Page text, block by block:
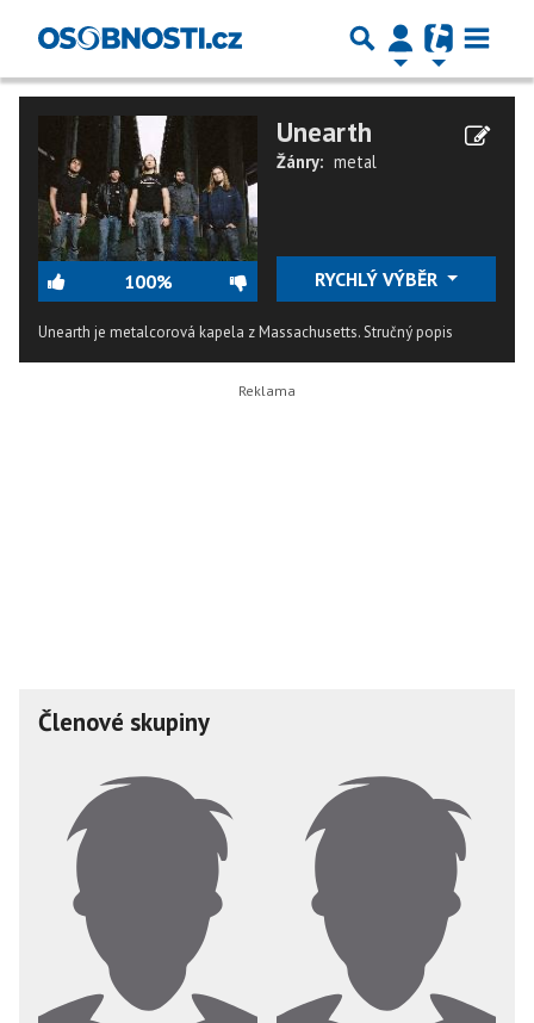
100%
Unearth
Žánry: metal
RYCHLÝ VÝBĚR
Unearth je metalcorová kapela z Massachusetts.Stručný popis
Členové skupiny